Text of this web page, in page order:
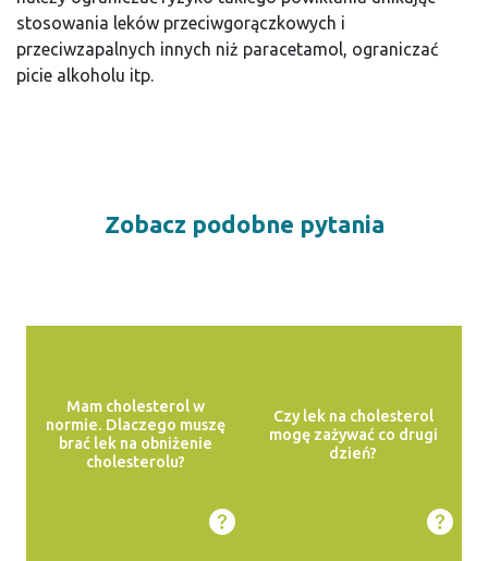
stosowania leków przeciwgorączkowych i
przeciwzapalnych innych niż paracetamol, ograniczać
picie alkoholu itp.
Zobacz podobne pytania
Mam cholesterol w
normie. Dlaczego muszę
brać lek na obniżenie
cholesterolu?
Czy lek na cholesterol
mogę zażywać co drugi
dzień?